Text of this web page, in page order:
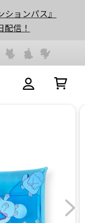
ションパス』
信！